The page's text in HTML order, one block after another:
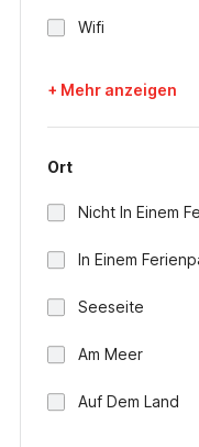
Wifi
+ Mehr anzeigen
Ort
Nicht In Einem
In Einem
Seeseite
Am Meer
Auf Dem Land